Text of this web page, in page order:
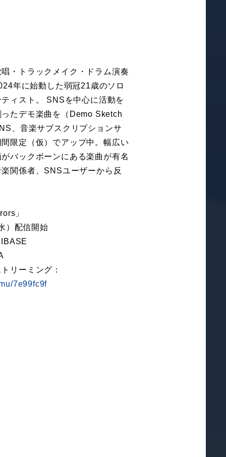
・トラックメイク・ドラム演奏
年に始動した弱冠21歳のソロ
ィスト。 SNSを中心に活動を
たデモ楽曲を（Demo Sketch
、音楽サブスクリプションサ
限定（仮）でアップ中。幅広い
バックボーンにある楽曲が有名
関係者、SNSユーザーから反
」
）配信開始
リーミング：
7e99fc9f